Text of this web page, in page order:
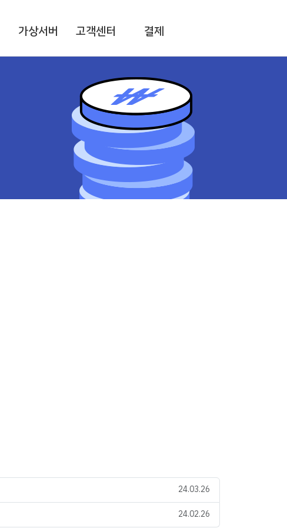
가상서버 고객센터 결제
24.03.26
24.02.26